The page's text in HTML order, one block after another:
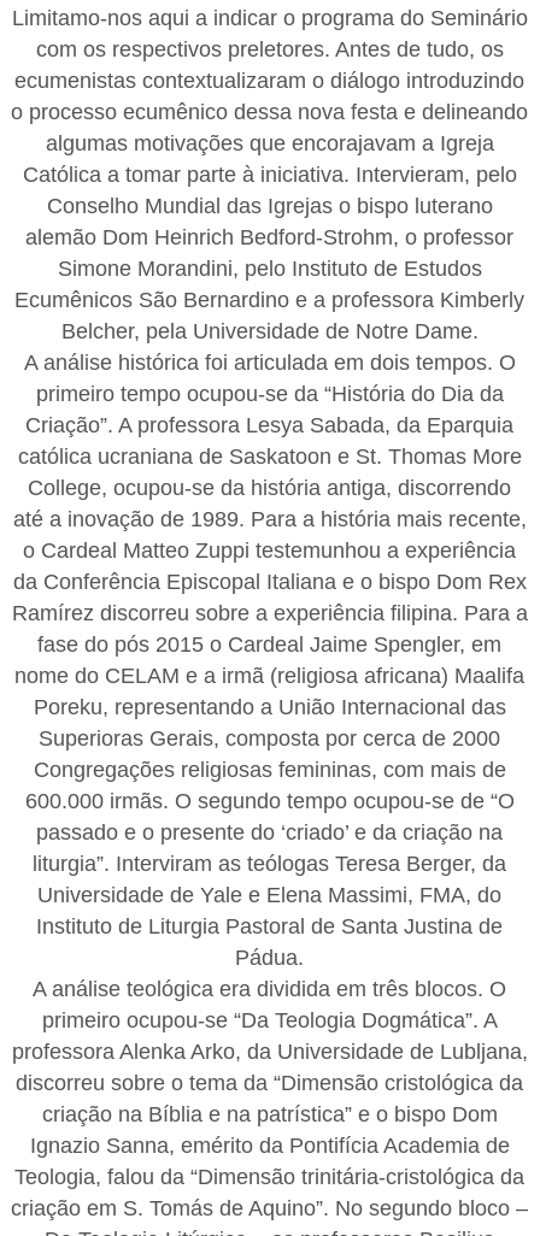
Limitamo-nos aqui a indicar o programa do Seminário
com os respectivos preletores. Antes de tudo, os
ecumenistas contextualizaram o diálogo introduzindo
o processo ecumênico dessa nova festa e delineando
algumas motivações que encorajavam a Igreja
Católica a tomar parte à iniciativa. Intervieram, pelo
Conselho Mundial das Igrejas o bispo luterano
alemão Dom Heinrich Bedford-Strohm, o professor
Simone Morandini, pelo Instituto de Estudos
Ecumênicos São Bernardino e a professora Kimberly
Belcher, pela Universidade de Notre Dame.
A análise histórica foi articulada em dois tempos. O
primeiro tempo ocupou-se da “História do Dia da
Criação”. A professora Lesya Sabada, da Eparquia
católica ucraniana de Saskatoon e St. Thomas More
College, ocupou-se da história antiga, discorrendo
até a inovação de 1989. Para a história mais recente,
o Cardeal Matteo Zuppi testemunhou a experiência
da Conferência Episcopal Italiana e o bispo Dom Rex
Ramírez discorreu sobre a experiência filipina. Para a
fase do pós 2015 o Cardeal Jaime Spengler, em
nome do CELAM e a irmã (religiosa africana) Maalifa
Poreku, representando a União Internacional das
Superioras Gerais, composta por cerca de 2000
Congregações religiosas femininas, com mais de
600.000 irmãs. O segundo tempo ocupou-se de “O
passado e o presente do ‘criado’ e da criação na
liturgia”. Interviram as teólogas Teresa Berger, da
Universidade de Yale e Elena Massimi, FMA, do
Instituto de Liturgia Pastoral de Santa Justina de
Pádua.
A análise teológica era dividida em três blocos. O
primeiro ocupou-se “Da Teologia Dogmática”. A
professora Alenka Arko, da Universidade de Lubljana,
discorreu sobre o tema da “Dimensão cristológica da
criação na Bíblia e na patrística” e o bispo Dom
Ignazio Sanna, emérito da Pontifícia Academia de
Teologia, falou da “Dimensão trinitária-cristológica da
criação em S. Tomás de Aquino”. No segundo bloco –